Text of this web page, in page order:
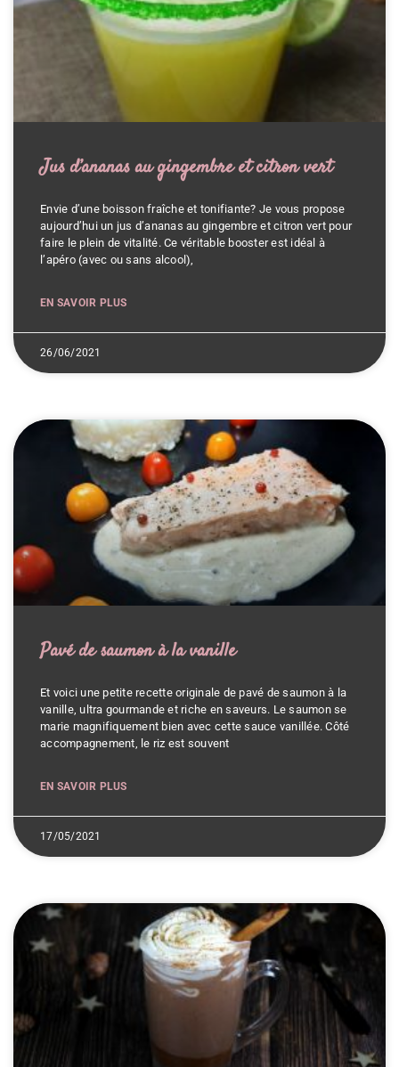
Jus d’ananas au gingembre et citron vert
Envie d’une boisson fraîche et tonifiante? Je vous propose
aujourd’hui un jus d’ananas au gingembre et citron vert pour
faire le plein de vitalité. Ce véritable booster est idéal à
l’apéro (avec ou sans alcool),
EN SAVOIR PLUS
26/06/2021
Pavé de saumon à la vanille
Et voici une petite recette originale de pavé de saumon à la
vanille, ultra gourmande et riche en saveurs. Le saumon se
marie magnifiquement bien avec cette sauce vanillée. Côté
accompagnement, le riz est souvent
EN SAVOIR PLUS
17/05/2021